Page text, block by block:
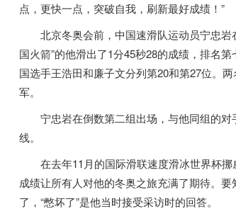
点，更快一点，突破自我，刷新最好成绩！”
北京冬奥会前，中国速滑队运动员宁忠岩
国火箭”的他滑出了1分45秒28的成绩，排名
国选手王浩田和廉子文分列第20和第27位。两
军。
宁忠岩在倒数第二组出场，与他同组的对
线。
在去年11月的国际滑联速度滑冰世界杯挪
成绩让所有人对他的冬奥之旅充满了期待。
了，“憋坏了”是他当时接受采访时的回答。